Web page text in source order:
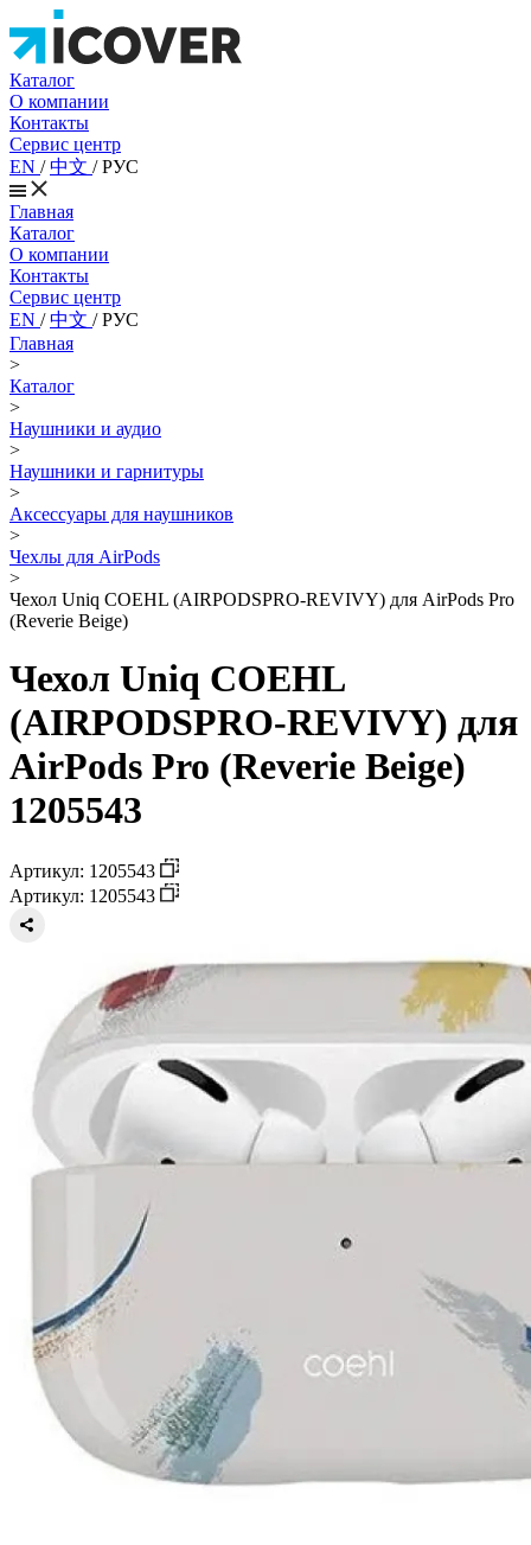
Каталог
О компании
Контакты
Сервис центр
EN /中文 /РУС
Главная
Каталог
О компании
Контакты
Сервис центр
EN /中文 /РУС
Главная
>
Каталог
>
Наушники и аудио
>
Наушники и гарнитуры
>
Аксессуары для наушников
>
Чехлы для AirPods
>
Чехол Uniq COEHL (AIRPODSPRO-REVIVY) для AirPods Pro
(Reverie Beige)
Чехол Uniq COEHL
(AIRPODSPRO-REVIVY) для
AirPods Pro (Reverie Beige)
1205543
Артикул: 1205543
Артикул: 1205543